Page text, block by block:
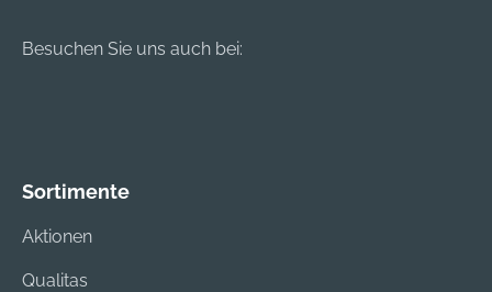
Besuchen Sie uns auch bei:
Sortimente
Aktionen
Qualitas